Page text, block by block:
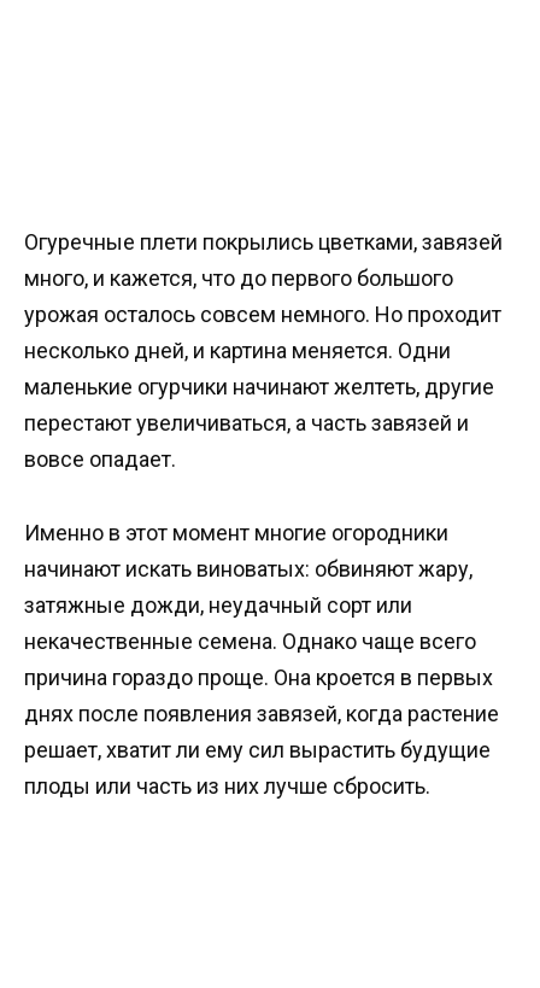
Огуречные плети покрылись цветками, завязей
много, и кажется, что до первого большого
урожая осталось совсем немного. Но проходит
несколько дней, и картина меняется. Одни
маленькие огурчики начинают желтеть, другие
перестают увеличиваться, а часть завязей и
вовсе опадает.
Именно в этот момент многие огородники
начинают искать виноватых: обвиняют жару,
затяжные дожди, неудачный сорт или
некачественные семена. Однако чаще всего
причина гораздо проще. Она кроется в первых
днях после появления завязей, когда растение
решает, хватит ли ему сил вырастить будущие
плоды или часть из них лучше сбросить.